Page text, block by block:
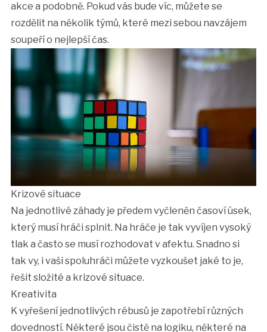
akce a podobně. Pokud vás bude víc, můžete se
rozdělit na několik týmů, které mezi sebou navzájem
soupeří o nejlepší čas.
Krizové situace
Na jednotlivé záhady je předem vyčleněn časoví úsek,
který musí hráči splnit. Na hráče je tak vyvíjen vysoký
tlak a často se musí rozhodovat v afektu. Snadno si
tak vy, i vaši spoluhráči můžete vyzkoušet jaké to je,
řešit složité a krizové situace.
Kreativita
K vyřešení jednotlivých rébusů je zapotřebí různých
dovedností. Některé jsou čistě na logiku, některé na